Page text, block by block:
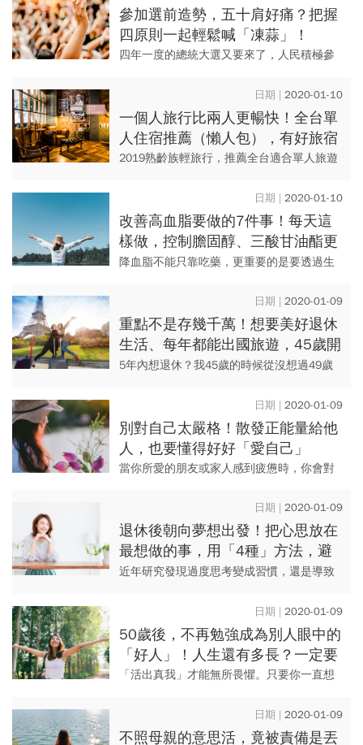
就招待員工集體去海外旅行；...
參加選前造勢，五十肩好痛？把握
四原則一起輕鬆喊「凍蒜」！
四年一度的總統大選又要來了，人民積極參
是非常值得珍惜的權利與義務，眾聲喧嘩比
起寂靜無聲更為可貴。
2020-01-10
一個人旅行比兩人更暢快！全台單
人住宿推薦（懶人包），有好旅宿
就成功了一大半！
2019熟齡族輕旅行，推薦全台適合單人旅遊
童話、皇家風格切入，直選高CP值背包房、
單人客房酒店和精品民...
2020-01-10
改善高血脂要做的7件事！每天這
樣做，控制膽固醇、三酸甘油酯更
有感
降血脂不能只靠吃藥，更重要的是要透過生
2020-01-09
重點不是存幾千萬！想要美好退休
生活、每年都能出國旅遊，45歲開
始必做這5件事
5年內想退休？我45歲的時候從沒想過49歲
在談著渴望退休，台灣人的退休年齡比起美
國和日本都早上好幾年...
2020-01-09
別對自己太嚴格！散發正能量給他
人，也要懂得好好「愛自己」
當你所愛的朋友或家人感到疲憊時，你會對
2020-01-09
退休後朝向夢想出發！把心思放在
最想做的事，用「4種」方法，避
免想太多，真正活在當下
近年研究發現過度思考變成習慣，還是導致
是往焦慮方向想，就感到愈憂慮；憂鬱的人
愈是想憂鬱的事，就愈來愈憂...
2020-01-09
50歲後，不再勉強成為別人眼中的
「好人」！人生還有多長？一定要
活出自己的樣子
「活出真我」才能無所畏懼。只要你一直想
會怎麼想，你就會感到恐懼。無畏無懼，只
有在你下定決心做自己時才會...
2020-01-09
不照母親的意思活，竟被責備是丟